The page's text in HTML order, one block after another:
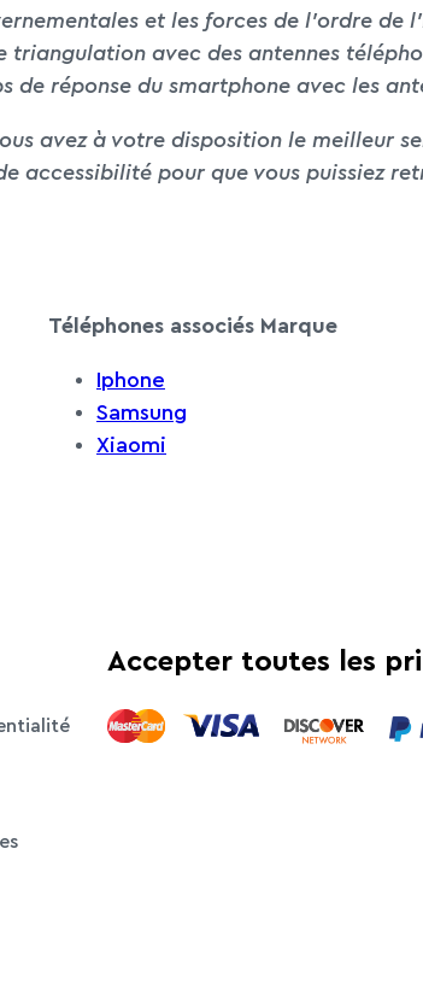
et les forces de l’ordre de
avec des antennes
de réponse du smartphone avec les
avez à votre disposition le meilleur
accessibilité pour que vous puissiez
Téléphones associés Marque
Iphone
Samsung
Xiaomi
Accepter toutes les